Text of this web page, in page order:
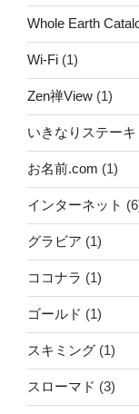
Whole Earth
Wi-Fi (1)
Zen禅View (1)
いきなりステーキ
お名前.com (1)
インターネット
グラビア (1)
ココナラ (1)
ゴールド (1)
スキミング (1)
スローマド (3)